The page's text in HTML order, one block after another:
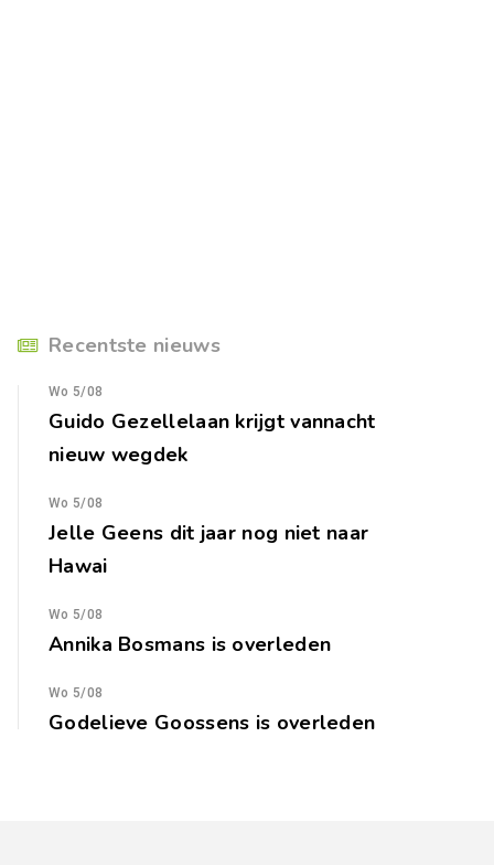
Recentste nieuws
Wo 5/08
Guido Gezellelaan krijgt vannacht
nieuw wegdek
Wo 5/08
Jelle Geens dit jaar nog niet naar
Hawai
Wo 5/08
Annika Bosmans is overleden
Wo 5/08
Godelieve Goossens is overleden